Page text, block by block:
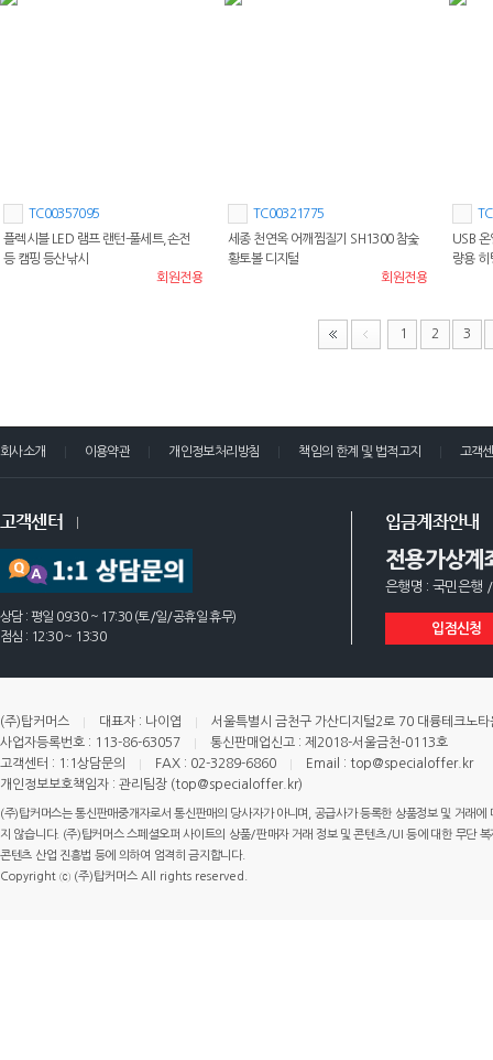
TC00357095
플렉시블 LED 램프 랜턴-풀세트,손전
등 캠핑 등산낚시
회원전용
TC00321775
세종 천연옥 어깨찜질기 SH1300 참숯
황토볼 디지털
회원전용
USB
량용 히
1 2 3
회사소개 이용약관 개인정보처리방침 책임의 한계 및 법적고지 고객
고객센터
상담 : 평일 09:30 ~ 17:30 (토/일/공휴일 휴무)
점심 : 12:30 ~ 13:30
입금계좌안내
전용가상계
은행명 : 국민은행
입점신청
(주)탑커머스 대표자 : 나이엽
서울특별시 금천구 가산디지털2로 70 대륭테크노
사업자등록번호 : 113-86-63057
통신판매업신고 : 제2018-서울금천-0113호
고객센터 : 1:1상담문의
FAX : 02-3289-6860
Email : top@specialoffer.kr
개인정보보호책임자 : 관리팀장 (top@specialoffer.kr)
(주)탑커머스는 통신판매중개자로서 통신판매의 당사자가 아니며, 공급사가 등록한 상품정보 및 거래
지 않습니다. (주)탑커머스 스페셜오퍼 사이트의 상품/판매자 거래 정보 및 콘텐츠/UI 등에 대한 무단
콘텐츠 산업 진흥법 등에 의하여 엄격히 금지합니다.
Copyright ⓒ (주)탑커머스 All rights reserved.